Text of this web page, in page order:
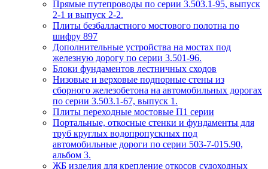
Прямые путепроводы по серии 3.503.1-95, выпуск
2-1 и выпуск 2-2.
Плиты безбалластного мостового полотна по
шифру 897
Дополнительные устройства на мостах под
железную дорогу по серии 3.501-96.
Блоки фундаментов лестничных сходов
Низовые и верховые подпорные стены из
сборного железобетона на автомобильных дорогах
по серии 3.503.1-67, выпуск 1.
Плиты переходные мостовые П1 серии
Портальные, откосные стенки и фундаменты для
труб круглых водопропускных под
автомобильные дороги по серии 503-7-015.90,
альбом 3.
ЖБ изделия для крепление откосов судоходных